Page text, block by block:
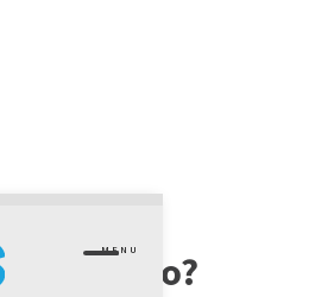
MENU
te quero?